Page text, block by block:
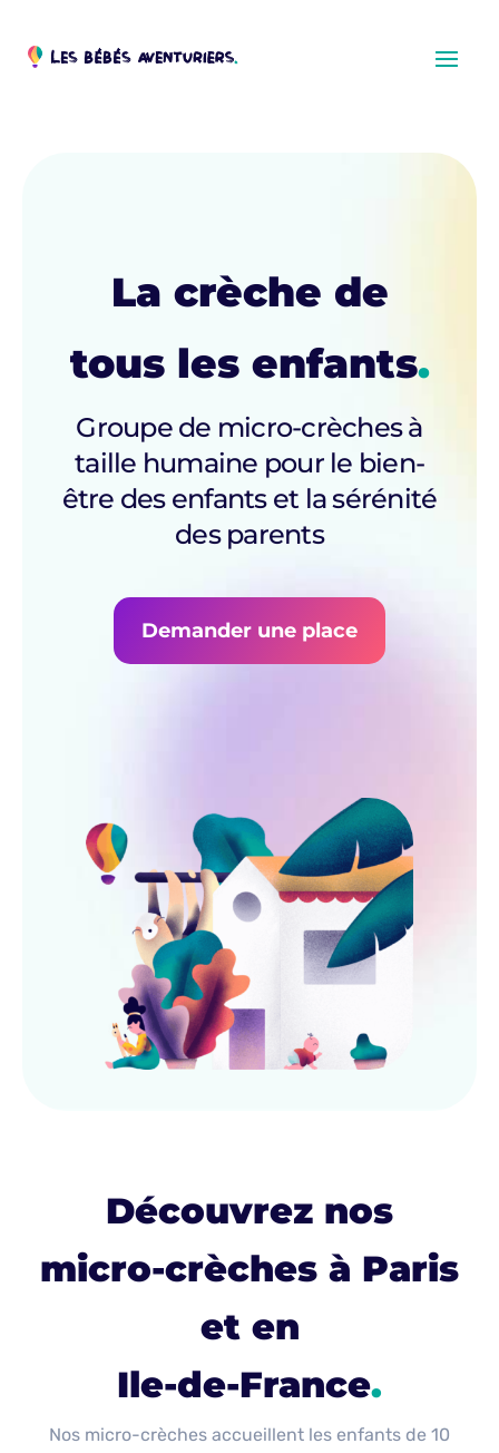
La crèche de
tous les enfants.
Groupe de micro-crèches à
taille humaine pour le bien-
être des enfants et la sérénité
des parents
Demander une place
Découvrez nos
micro-crèches à Paris
et en
Ile-de-France.
Nos micro-crèches accueillent les enfants de 10